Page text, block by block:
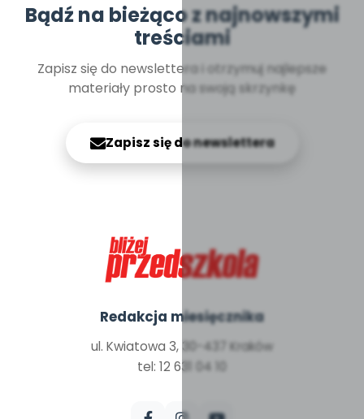
Bądź na bieżąco z najnowszymi
treściami
Zapisz się do newslettera i otrzymuj najlepsze
materiały prosto na swoją skrzynkę
Zapisz się do newslettera
Redakcja miesięcznika
ul. Kwiatowa 3, 30-437 Kraków
tel: 12 631 04 10